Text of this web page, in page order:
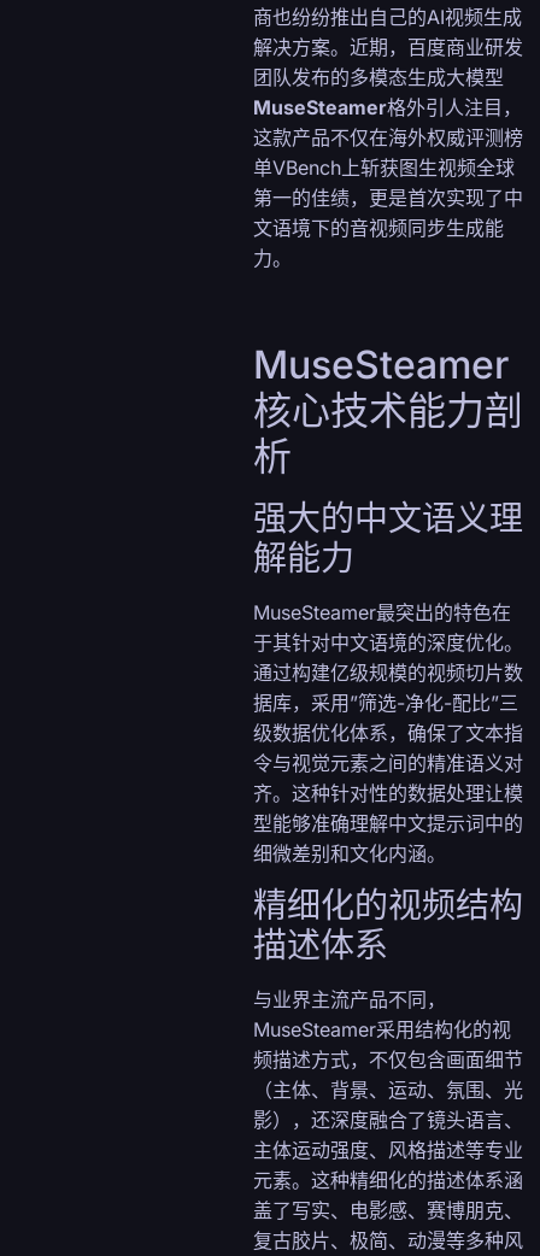
商也纷纷推出自己的AI视频生成
解决方案。近期，百度商业研发
团队发布的多模态生成大模型
MuseSteamer格外引人注目，
这款产品不仅在海外权威评测榜
单VBench上斩获图生视频全球
第一的佳绩，更是首次实现了中
文语境下的音视频同步生成能
力。
MuseSteamer
核心技术能力剖
析
强大的中文语义理
解能力
MuseSteamer最突出的特色在
于其针对中文语境的深度优化。
通过构建亿级规模的视频切片数
据库，采用”筛选-净化-配比”三
级数据优化体系，确保了文本指
令与视觉元素之间的精准语义对
齐。这种针对性的数据处理让模
型能够准确理解中文提示词中的
细微差别和文化内涵。
精细化的视频结构
描述体系
与业界主流产品不同，
MuseSteamer采用结构化的视
频描述方式，不仅包含画面细节
（主体、背景、运动、氛围、光
影），还深度融合了镜头语言、
主体运动强度、风格描述等专业
元素。这种精细化的描述体系涵
盖了写实、电影感、赛博朋克、
复古胶片、极简、动漫等多种风